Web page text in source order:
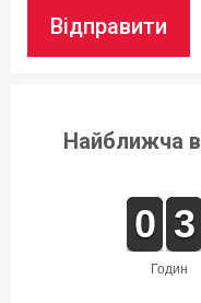
Відправити
Найближча
годин
9
9
0
0 2
2
3
3